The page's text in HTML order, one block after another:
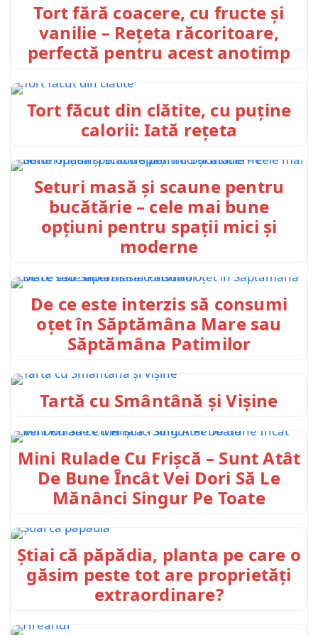
Tort fără coacere, cu fructe și
vanilie – Rețeta răcoritoare,
perfectă pentru acest anotimp
Tort făcut din clătite, cu puține
calorii: Iată rețeta
Seturi masă și scaune pentru
bucătărie – cele mai bune
opțiuni pentru spații mici și
moderne
De ce este interzis să consumi
oțet în Săptămâna Mare sau
Săptămâna Patimilor
Tartă cu Smântână și Vișine
Mini Rulade Cu Frișcă – Sunt Atât
De Bune Încât Vei Dori Să Le
Mănânci Singur Pe Toate
Știai că păpădia, planta pe care o
găsim peste tot are proprietăți
extraordinare?